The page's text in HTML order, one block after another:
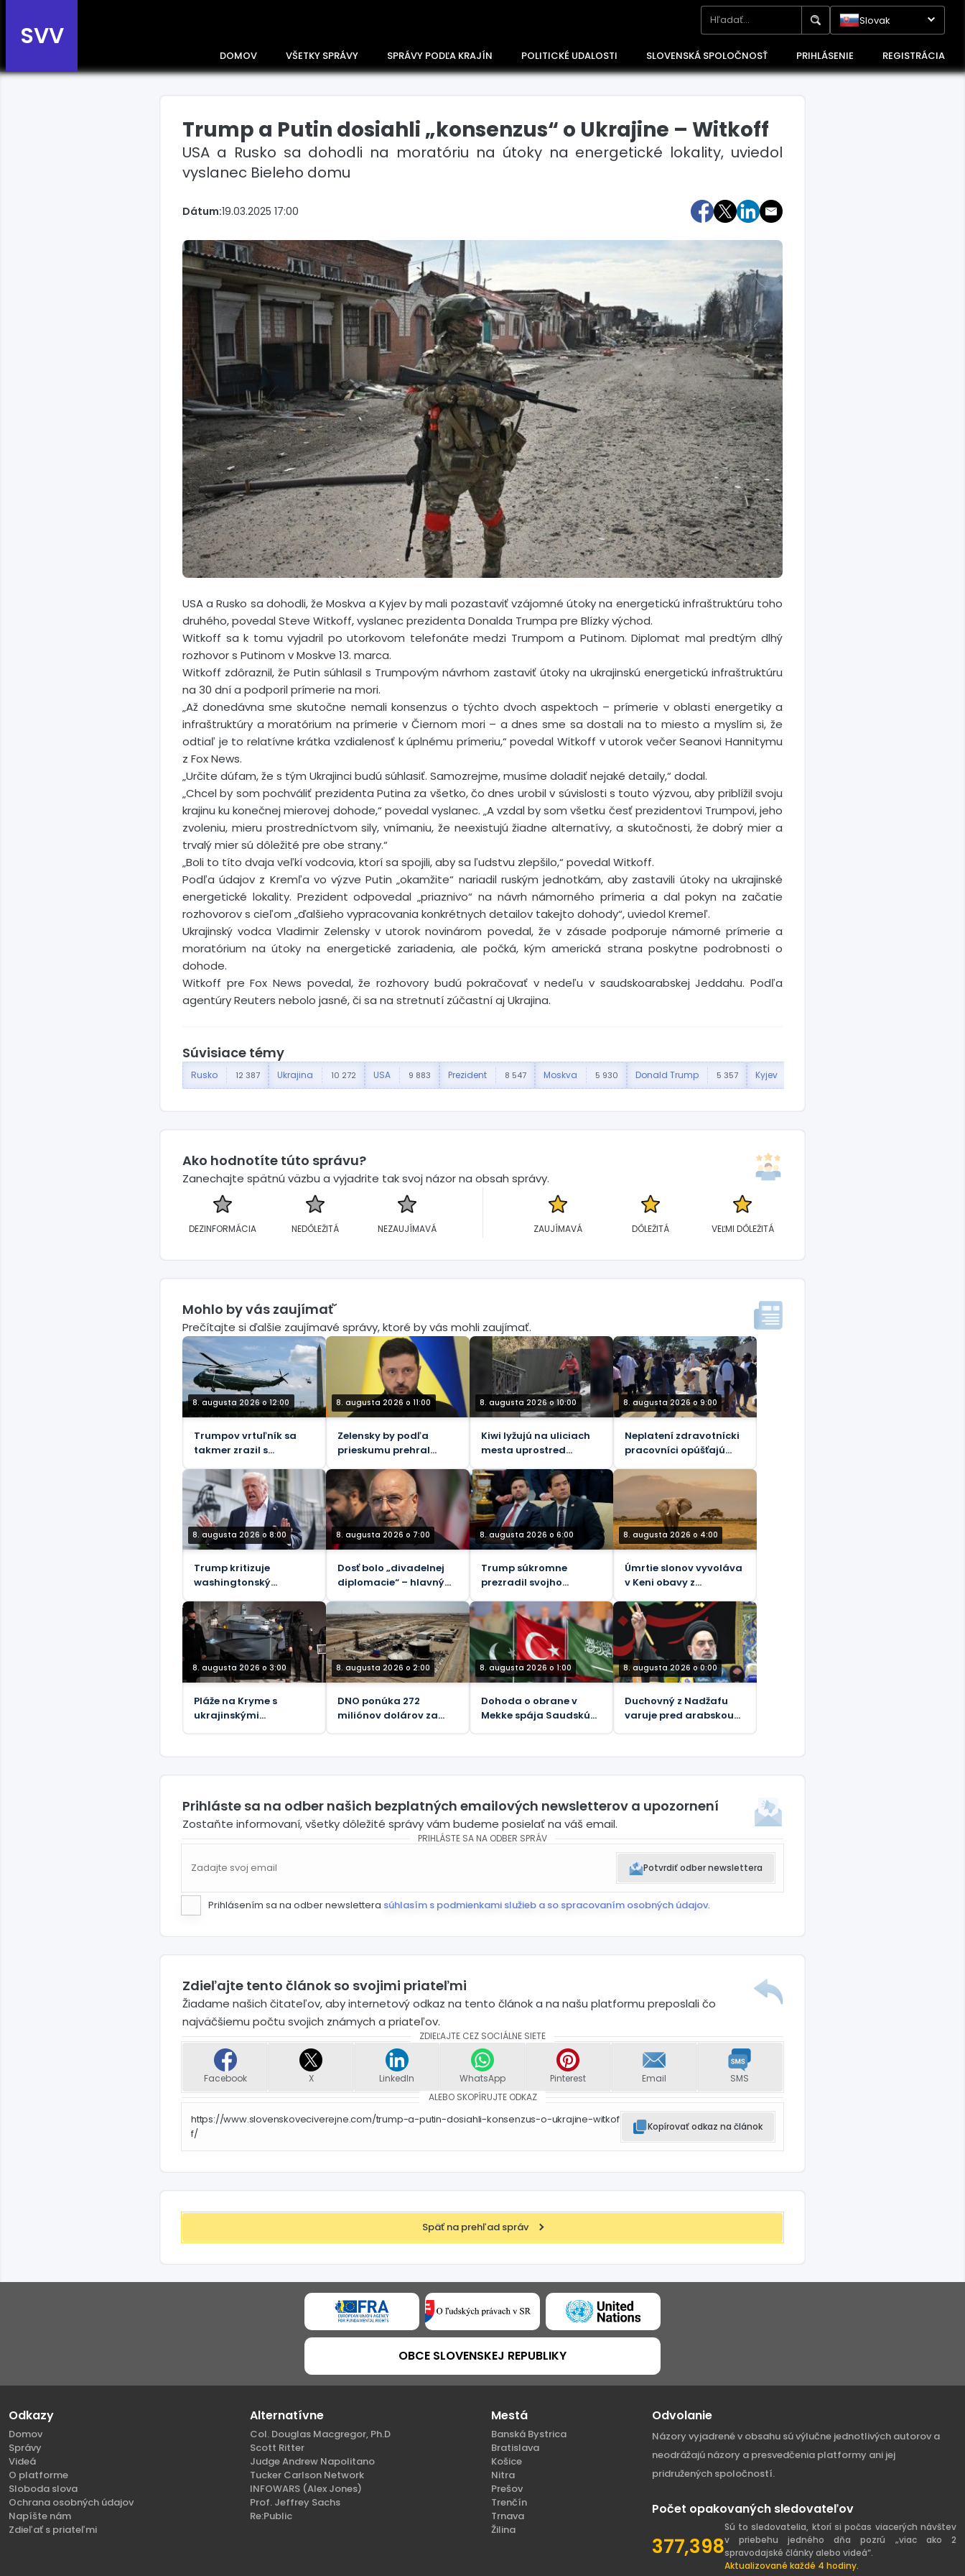
SVV
Slovak
DOMOV VŠETKY SPRÁVY SPRÁVY PODĽA KRAJÍN POLITICKÉ UDALOSTI SLOVENSKÁ SPOLOČNOSŤ PRIHLÁSENIE REGISTRÁCIA
Slovensko Maďarsko
Trump a Putin dosiahli „konsenzus“ o Ukrajine – Witkoff
USA a Rusko sa dohodli na moratóriu na útoky na energetické lokality, uviedol
vyslanec Bieleho domu
Dátum:19.03.2025 17:00
USA a Rusko sa dohodli, že Moskva a Kyjev by mali pozastaviť vzájomné útoky na energetickú infraštruktúru toho
druhého, povedal Steve Witkoff, vyslanec prezidenta Donalda Trumpa pre Blízky východ.
Witkoff sa k tomu vyjadril po utorkovom telefonáte medzi Trumpom a Putinom. Diplomat mal predtým dlhý
rozhovor s Putinom v Moskve 13. marca.
Witkoff zdôraznil, že Putin súhlasil s Trumpovým návrhom zastaviť útoky na ukrajinskú energetickú infraštruktúru
na 30 dní a podporil prímerie na mori.
„Až donedávna sme skutočne nemali konsenzus o týchto dvoch aspektoch – prímerie v oblasti energetiky a
infraštruktúry a moratórium na prímerie v Čiernom mori – a dnes sme sa dostali na to miesto a myslím si, že
odtiaľ je to relatívne krátka vzdialenosť k úplnému prímeriu,“ povedal Witkoff v utorok večer Seanovi Hannitymu
z Fox News.
„Určite dúfam, že s tým Ukrajinci budú súhlasiť. Samozrejme, musíme doladiť nejaké detaily,“ dodal.
„Chcel by som pochváliť prezidenta Putina za všetko, čo dnes urobil v súvislosti s touto výzvou, aby priblížil svoju
krajinu ku konečnej mierovej dohode,“ povedal vyslanec. „A vzdal by som všetku česť prezidentovi Trumpovi, jeho
zvoleniu, mieru prostredníctvom sily, vnímaniu, že neexistujú žiadne alternatívy, a skutočnosti, že dobrý mier a
trvalý mier sú dôležité pre obe strany.“
„Boli to títo dvaja veľkí vodcovia, ktorí sa spojili, aby sa ľudstvu zlepšilo,“ povedal Witkoff.
Podľa údajov z Kremľa vo výzve Putin „okamžite“ nariadil ruským jednotkám, aby zastavili útoky na ukrajinské
energetické lokality. Prezident odpovedal „priaznivo“ na návrh námorného prímeria a dal pokyn na začatie
rozhovorov s cieľom „ďalšieho vypracovania konkrétnych detailov takejto dohody“, uviedol Kremeľ.
Ukrajinský vodca Vladimir Zelensky v utorok novinárom povedal, že v zásade podporuje námorné prímerie a
moratórium na útoky na energetické zariadenia, ale počká, kým americká strana poskytne podrobnosti o
dohode.
Witkoff pre Fox News povedal, že rozhovory budú pokračovať v nedeľu v saudskoarabskej Jeddahu. Podľa
agentúry Reuters nebolo jasné, či sa na stretnutí zúčastní aj Ukrajina.
Súvisiace témy
Rusko 12 387 Ukrajina 10 272 USA 9 883 Prezident 8 547 Moskva 5 930 Donald Trump 5 357 Kyjev
Ako hodnotíte túto správu?
Zanechajte spätnú väzbu a vyjadrite tak svoj názor na obsah správy.
DEZINFORMÁCIA NEDÔLEŽITÁ NEZAUJÍMAVÁ ZAUJÍMAVÁ DÔLEŽITÁ VEĽMI DÔLEŽITÁ
Mohlo by vás zaujímať´
Prečítajte si ďalšie zaujímavé správy, ktoré by vás mohli zaujímať.
8. augusta 2026 o 12:00
Trumpov vrtuľník sa
takmer zrazil s
informuje FAA.
8. augusta 2026 o 11:00
Zelensky by podľa
prieskumu prehral
8. augusta 2026 o 10:00
Kiwi lyžujú na uliciach
mesta uprostred
(VIDEO)
8. augusta 2026 o 9:00
Neplatení zdravotnícki
pracovníci opúšťajú
ebolou v Konžskej
republike
8. augusta 2026 o 8:00
Trump kritizuje
washingtonský
„zradný“
8. augusta 2026 o 7:00
Dosť bolo „divadelnej
diplomacie“ – hlavný
Trumpom
8. augusta 2026 o 6:00
Trump súkromne
prezradil svojho
8. augusta 2026 o 4:00
Úmrtie slonov vyvoláva
v Keni obavy z
8. augusta 2026 o 3:00
Pláže na Kryme s
ukrajinskými
8. augusta 2026 o 2:00
DNO ponúka 272
miliónov dolárov za
8. augusta 2026 o 1:00
Dohoda o obrane v
Mekke spája Saudskú
8. augusta 2026 o 0:00
Duchovný z Nadžafu
varuje pred arabskou
Prihláste sa na odber našich bezplatných emailových newsletterov a upozornení
Zostaňte informovaní, všetky dôležité správy vám budeme posielať na váš email.
PRIHLÁSTE SA NA ODBER SPRÁV
Potvrdiť odber newslettera
Prihlásením sa na odber newslettera súhlasím s podmienkami služieb a so spracovaním osobných údajov.
Zdieľajte tento článok so svojimi priateľmi
Žiadame našich čitateľov, aby internetový odkaz na tento článok a na našu platformu preposlali čo
najväčšiemu počtu svojich známych a priateľov.
ZDIEĽAJTE CEZ SOCIÁLNE SIETE
Facebook X LinkedIn WhatsApp Pinterest Email
SMS
ALEBO SKOPÍRUJTE ODKAZ
https://www.slovenskoveciverejne.com/trump-a-putin-dosiahli-konsenzus-o-ukrajine-witkof
f/
Kopírovať odkaz na článok
Späť na prehľad správ
OBCE SLOVENSKEJ REPUBLIKY
Odkazy
Domov
Správy
Videá
O platforme
Sloboda slova
Ochrana osobných údajov
Napíšte nám
Zdieľať s priateľmi
Alternatívne
Col. Douglas Macgregor, Ph.D
Scott Ritter
Judge Andrew Napolitano
Tucker Carlson Network
INFOWARS (Alex Jones)
Prof. Jeffrey Sachs
Re:Public
Mestá
Banská Bystrica
Bratislava
Košice
Nitra
Prešov
Trenčín
Trnava
Žilina
Odvolanie
Názory vyjadrené v obsahu sú výlučne jednotlivých autorov a
neodrážajú názory a presvedčenia platformy ani jej
pridružených spoločností.
Počet opakovaných sledovateľov
377,398
Sú to sledovatelia, ktorí si počas viacerých návštev
v priebehu jedného dňa pozrú „viac ako 2
spravodajské články alebo videá“.
Aktualizované každé 4 hodiny.